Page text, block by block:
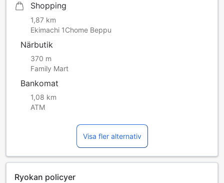
Shopping
1,87 km
Ekimachi 1Chome Beppu
Närbutik
370 m
Family Mart
Bankomat
1,08 km
ATM
Visa fler alternativ
Ryokan policyer